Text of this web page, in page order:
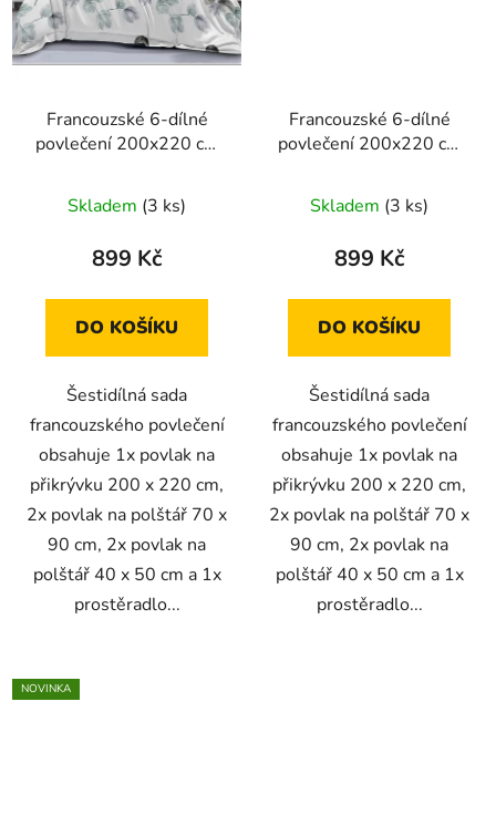
Francouzské 6-dílné
povlečení 200x220 cm
listy)
Skladem (3 ks)
899 Kč
DO KOŠÍKU
Šestidílná sada
francouzského povlečení
obsahuje 1x povlak na
přikrývku 200 x 220 cm,
2x povlak na polštář 70 x
90 cm, 2x povlak na
polštář 40 x 50 cm a 1x
prostěradlo...
Francouzské 6-dílné
povlečení 200x220 cm
Skladem (3 ks)
899 Kč
DO KOŠÍKU
Šestidílná sada
francouzského povlečení
obsahuje 1x povlak na
přikrývku 200 x 220 cm,
2x povlak na polštář 70 x
90 cm, 2x povlak na
polštář 40 x 50 cm a 1x
prostěradlo...
NOVINKA